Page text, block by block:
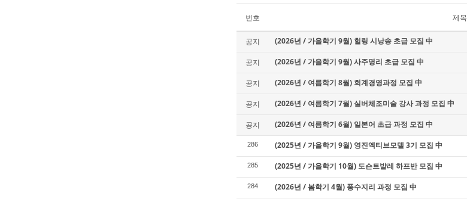
번호 제목
공지 (2026년 / 가을학기 9월) 힐링 시낭송 초급 모집 中
공지 (2026년 / 가을학기 9월) 사주명리 초급 모집 中
공지 (2026년 / 여름학기 8월) 회계경영과정 모집 中
공지 (2026년 / 여름학기 7월) 실버체조미술 강사 과정 모집 中
공지 (2026년 / 여름학기 6월) 일본어 초급 과정 모집 中
286 (2025년 / 가을학기 9월) 영진엑티브모델 3기 모집 中
285 (2025년 / 가을학기 10월) 도슨트발레 하프반 모집 中
284 (2026년 / 봄학기 4월) 풍수지리 과정 모집 中